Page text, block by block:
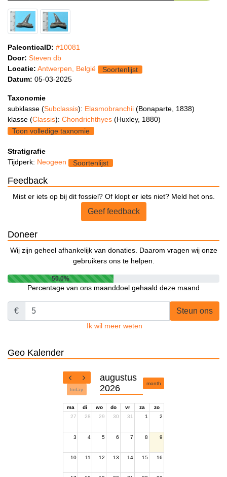
PaleonticaID: #10081
Door: Steven db
Locatie: Antwerpen, België
Soortenlijst
Datum: 05-03-2025
Taxonomie
subklasse (Subclassis): Elasmobranchii (Bonaparte, 1838)
klasse (Classis): Chondrichthyes (Huxley, 1880)
Toon volledige taxnomie
Stratigrafie
Tijdperk: Neogeen Soortenlijst
Feedback
Mist er iets op bij dit fossiel? Of klopt er iets niet? Meld het ons.
Geef feedback
Doneer
Wij zijn geheel afhankelijk van donaties. Daarom vragen wij onze
gebruikers ons te helpen.
50.0%
Percentage van ons maanddoel gehaald deze maand
€ Steun ons
Ik wil meer weten
Geo Kalender
today
augustus
2026
month
ma di wo do vr za
zo
27
28 29 30 31 1 2
3 4 5 6 7 8 9
10 11 12 13 14 15 16